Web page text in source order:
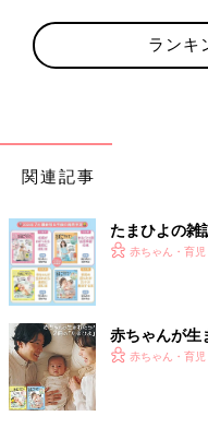
ます」
「洗剤セットやオイルセ
「義母には夫がリクエスト
など)を私が選んでます」
「毎年いろいろ送っていた
油と調味料のセットでした
います」
■実際、「お歳暮」に
「お中元、お歳暮、父の
家に贈っています。実家の
ランキ
関連記事
たまひよの雑
赤ちゃん・育児
赤ちゃんが生
赤ちゃん・育児